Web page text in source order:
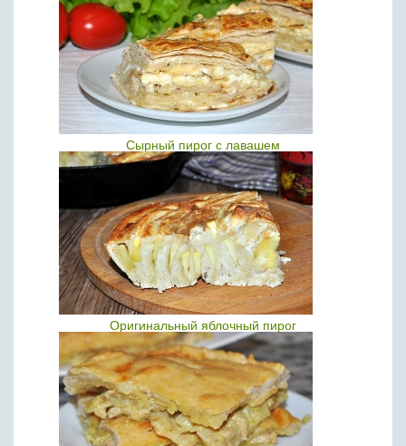
Сырный пирог с лавашем
Оригинальный яблочный пирог